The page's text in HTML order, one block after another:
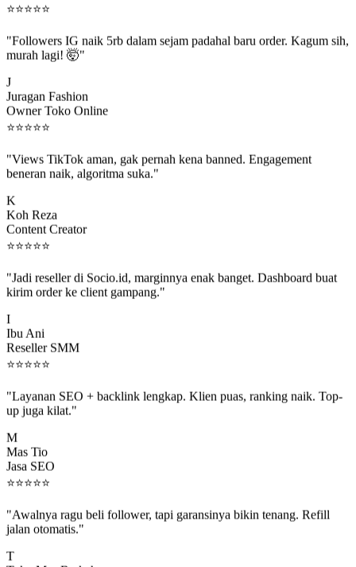
murah lagi! 🤯"
Juragan Fashion
Owner Toko Online
⭐⭐⭐⭐⭐
beneran naik, algoritma suka."
Koh Reza
Content Creator
⭐⭐⭐⭐⭐
kirim order ke client gampang."
Ibu Ani
Reseller SMM
⭐⭐⭐⭐⭐
up juga kilat."
Mas Tio
Jasa SEO
⭐⭐⭐⭐⭐
jalan otomatis."
Toko Mas Berkah